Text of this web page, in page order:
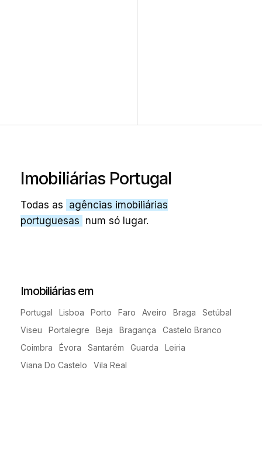
Imobiliárias Portugal
Todas as agências imobiliárias
portuguesas num só lugar.
Imobiliárias em
Portugal Lisboa Porto Faro Aveiro Braga
Setúbal
Viseu
Portalegre Beja Bragança
Castelo Branco
Coimbra
Évora Santarém Guarda
Leiria
Viana Do Castelo
Vila Real